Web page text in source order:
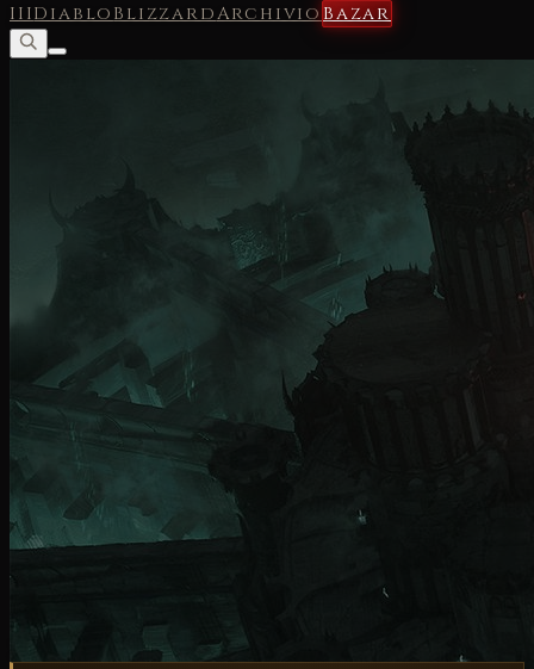
IIIDiabloBlizzardArchivioBazar
Vessel of Hatred Mercenari